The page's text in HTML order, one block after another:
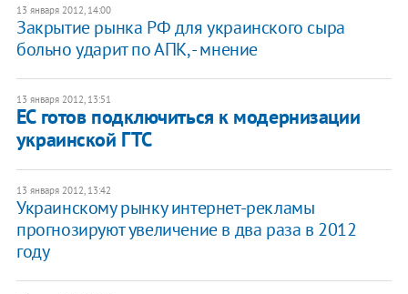
13 января 2012, 14:00
Закрытие рынка РФ для украинского сыра
больно ударит по АПК, - мнение
13 января 2012, 13:51
ЕС готов подключиться к модернизации
украинской ГТС
13 января 2012, 13:42
Украинскому рынку интернет-рекламы
прогнозируют увеличение в два раза в 2012
году